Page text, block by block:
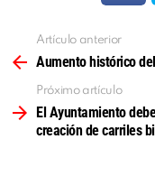
más
Artículo anterior
Aumento histórico
Próximo artículo
El Ayuntamiento
creación de carriles